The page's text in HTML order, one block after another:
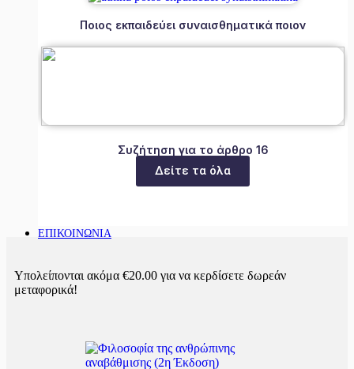
Ποιος εκπαιδεύει συναισθηματικά ποιον
Συζήτηση για το άρθρο 16
Δείτε τα όλα
ΕΠΙΚΟΙΝΩΝΙΑ
Υπολείπονται ακόμα €20.00 για να κερδίσετε δωρεάν
μεταφορικά!